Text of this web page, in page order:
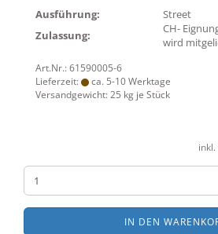
Ausführung:
Street
Zulassung:
CH-
wird
Art.Nr.: 61590005-6
Lieferzeit:
ca. 5-10 Werktage
Versandgewicht:25 kg je Stück
inkl.
IN DEN